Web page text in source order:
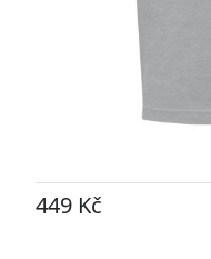
449 Kč